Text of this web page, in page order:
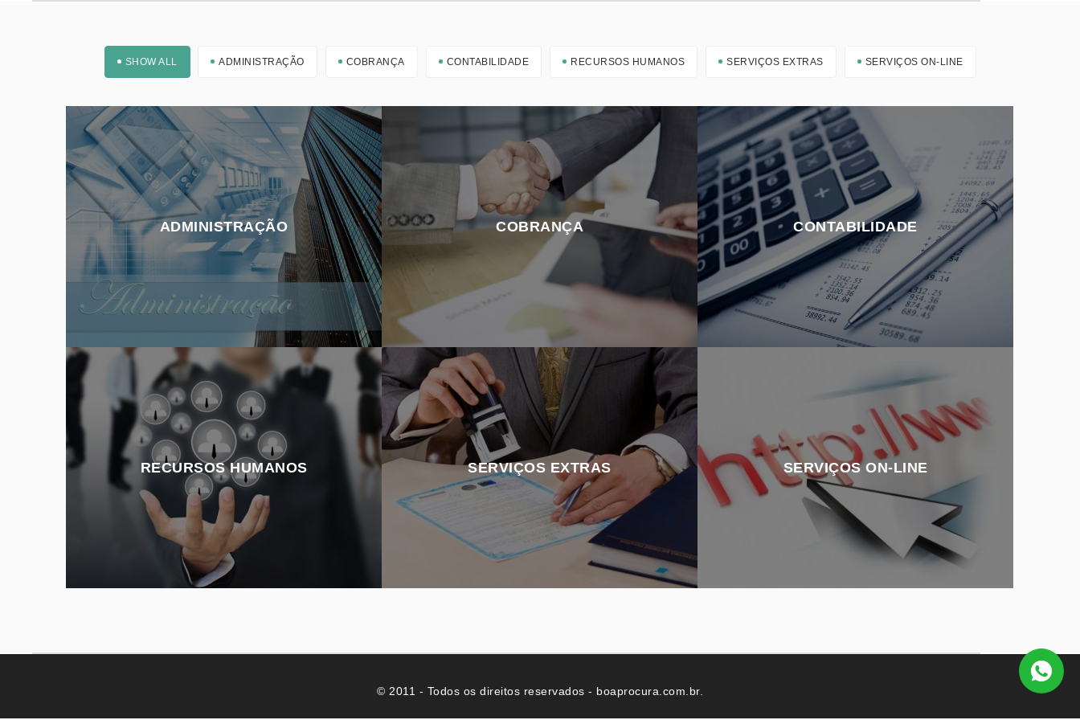
SHOW ALL ADMINISTRAÇÃO COBRANÇA CONTABILIDADE RECURSOS HUMANOS SERVIÇOS EXTRAS SERVIÇOS ON-LINE
ADMINISTRAÇÃO COBRANÇA CONTABILIDADE
RECURSOS HUMANOS SERVIÇOS EXTRAS SERVIÇOS ON-LINE
© 2011 - Todos os direitos reservados - boaprocura.com.br.